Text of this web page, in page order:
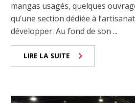
mangas usagés, quelques
qu’une section dédiée à
développer. Au fond de son ...
LIRE LA SUITE